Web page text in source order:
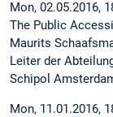
Mon, 02.05.2016,
The Public
Maurits
Leiter der
Schipol
Mon, 11.01.2016,